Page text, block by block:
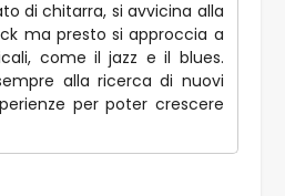
di chitarra, si avvicina alla
ma presto si approccia a
come il jazz e il blues.
alla ricerca di nuovi
per poter crescere